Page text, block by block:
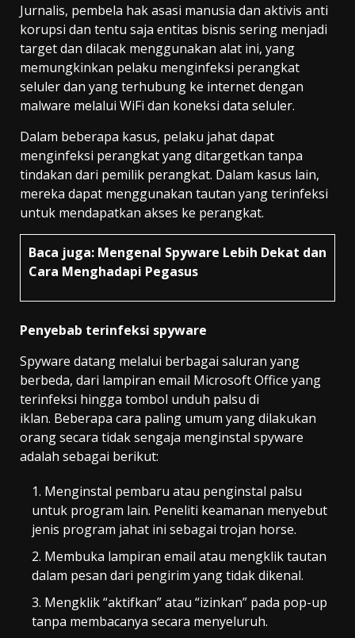
Jurnalis, pembela hak asasi manusia dan aktivis anti
korupsi dan tentu saja entitas bisnis sering menjadi
target dan dilacak menggunakan alat ini, yang
memungkinkan pelaku menginfeksi perangkat
seluler dan yang terhubung ke internet dengan
malware melalui WiFi dan koneksi data seluler.
Dalam beberapa kasus, pelaku jahat dapat
menginfeksi perangkat yang ditargetkan tanpa
tindakan dari pemilik perangkat. Dalam kasus lain,
mereka dapat menggunakan tautan yang terinfeksi
untuk mendapatkan akses ke perangkat.
Baca juga: Mengenal Spyware Lebih Dekat dan
Cara Menghadapi Pegasus
Penyebab terinfeksi spyware
Spyware datang melalui berbagai saluran yang
berbeda, dari lampiran email Microsoft Office yang
terinfeksi hingga tombol unduh palsu di
iklan. Beberapa cara paling umum yang dilakukan
orang secara tidak sengaja menginstal spyware
adalah sebagai berikut:
Menginstal pembaru atau penginstal palsu
untuk program lain. Peneliti keamanan menyebut
jenis program jahat ini sebagai trojan horse.
Membuka lampiran email atau mengklik tautan
dalam pesan dari pengirim yang tidak dikenal.
Mengklik “aktifkan” atau “izinkan” pada pop-up
tanpa membacanya secara menyeluruh.